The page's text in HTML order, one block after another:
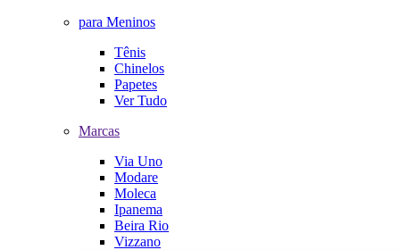
para Meninos
Tênis
Chinelos
Papetes
Ver Tudo
Marcas
Via Uno
Modare
Moleca
Ipanema
Beira Rio
Vizzano